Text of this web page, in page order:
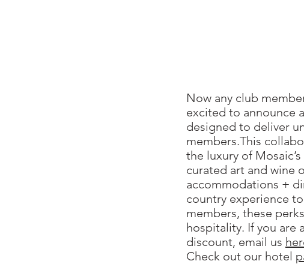
​Now any club
excited to announce
designed to deliver
members.This
the luxury of
curated art and wine
accommodations +
country experience
members, these
hospitality.​​ If you are
discount, email us
Check out our hotel